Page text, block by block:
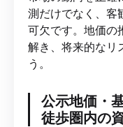
測だけでなく、客
可欠です。地価の
解き、将来的なリ
う。
公示地価・
徒歩圏内の